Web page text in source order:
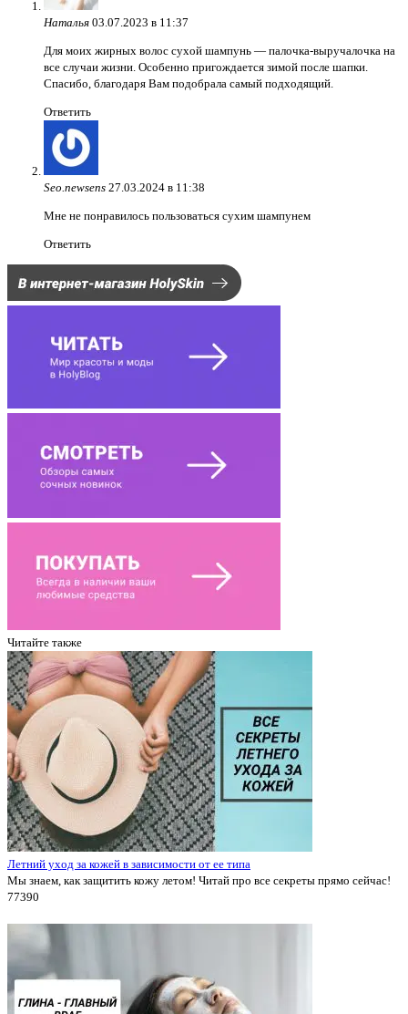
Наталья 03.07.2023 в 11:37
Для моих жирных волос сухой шампунь — палочка-выручалочка на
все случаи жизни. Особенно пригождается зимой после шапки.
Спасибо, благодаря Вам подобрала самый подходящий.
Ответить
Seo.newsens 27.03.2024 в 11:38
Мне не понравилось пользоваться сухим шампунем
Ответить
Читайте также
Летний уход за кожей в зависимости от ее типа
Мы знаем, как защитить кожу летом! Читай про все секреты прямо сейчас!
77390